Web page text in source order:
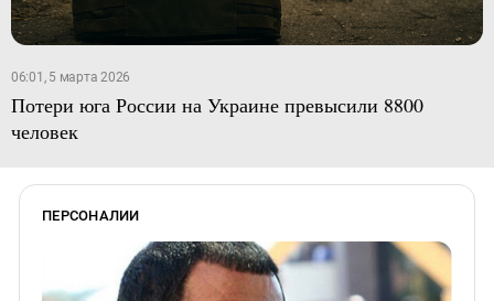
06:01, 5 марта 2026
Потери юга России на Украине превысили 8800
человек
ПЕРСОНАЛИИ